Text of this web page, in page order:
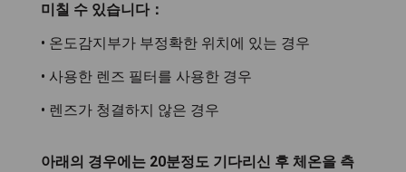
미칠 수 있습니다：
• 온도감지부가 부정확한 위치에 있는 경우
• 사용한 렌즈 필터를 사용한 경우
• 렌즈가 청결하지 않은 경우
아래의 경우에는 20분정도 기다리신 후 체온을 측